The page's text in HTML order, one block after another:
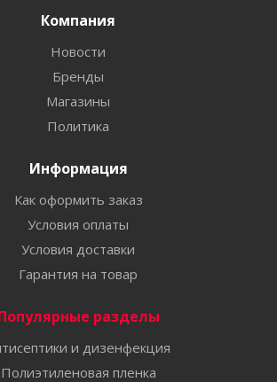
Компания
Новости
Бренды
Магазины
Политика
Информация
Как оформить заказ
Условия оплаты
Условия доставки
Гарантия на товар
разделы
и дизенфекция
Полиэтиленовая пленка